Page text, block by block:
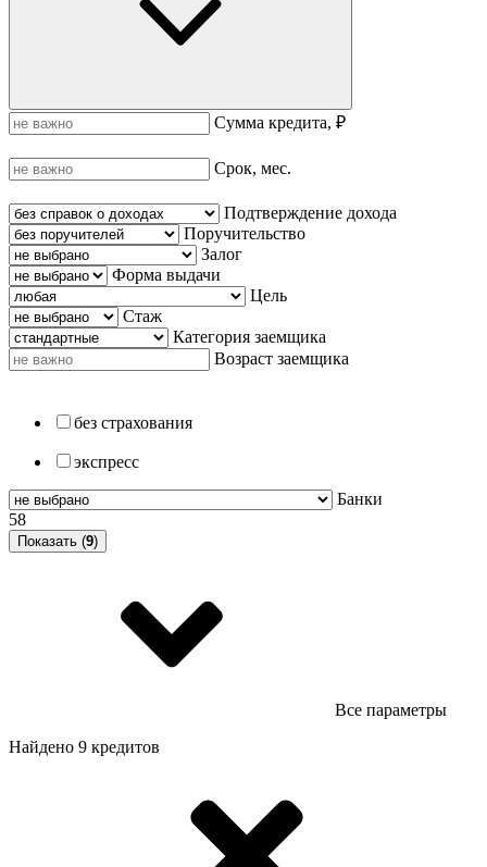
Сумма кредита, ₽
Срок, мес.
Подтверждение дохода
Поручительство
Залог
Форма выдачи
Цель
Стаж
Категория заемщика
Возраст заемщика
без страхования
экспресс
Банки
58
Показать (9)
Все параметры
Найдено 9 кредитов